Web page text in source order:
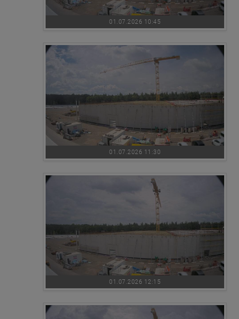
01.07.2026 10:45
01.07.2026 11:30
01.07.2026 12:15